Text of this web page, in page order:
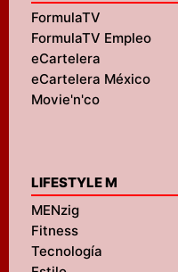
FormulaTV
FormulaTV Empleo
eCartelera
eCartelera México
Movie'n'co
LIFESTYLE M
MENzig
Fitness
Tecnología